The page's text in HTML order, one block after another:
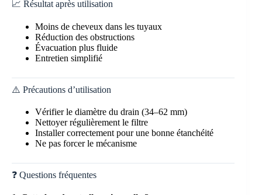
📈 Résultat après utilisation
Moins de cheveux dans les tuyaux
Réduction des obstructions
Évacuation plus fluide
Entretien simplifié
⚠️ Précautions d’utilisation
Vérifier le diamètre du drain (34–62 mm)
Nettoyer régulièrement le filtre
Installer correctement pour une bonne étanchéité
Ne pas forcer le mécanisme
❓ Questions fréquentes